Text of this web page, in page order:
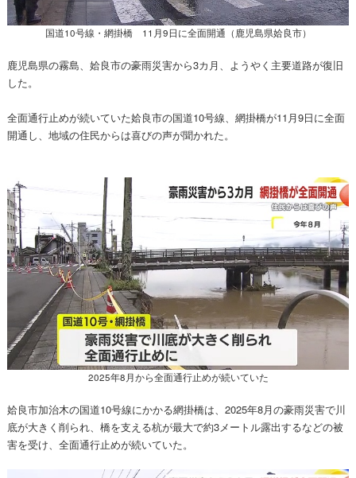
国道10号線・網掛橋 11月9日に全面開通（鹿児島県姶良市）
鹿児島県の霧島、姶良市の豪雨災害から3カ月、ようやく主要道路が復旧
した。
全面通行止めが続いていた姶良市の国道10号線、網掛橋が11月9日に全面
開通し、地域の住民からは喜びの声が聞かれた。
2025年8月から全面通行止めが続いていた
姶良市加治木の国道10号線にかかる網掛橋は、2025年8月の豪雨災害で川
底が大きく削られ、橋を支える杭が最大で約3メートル露出するなどの被
害を受け、全面通行止めが続いていた。